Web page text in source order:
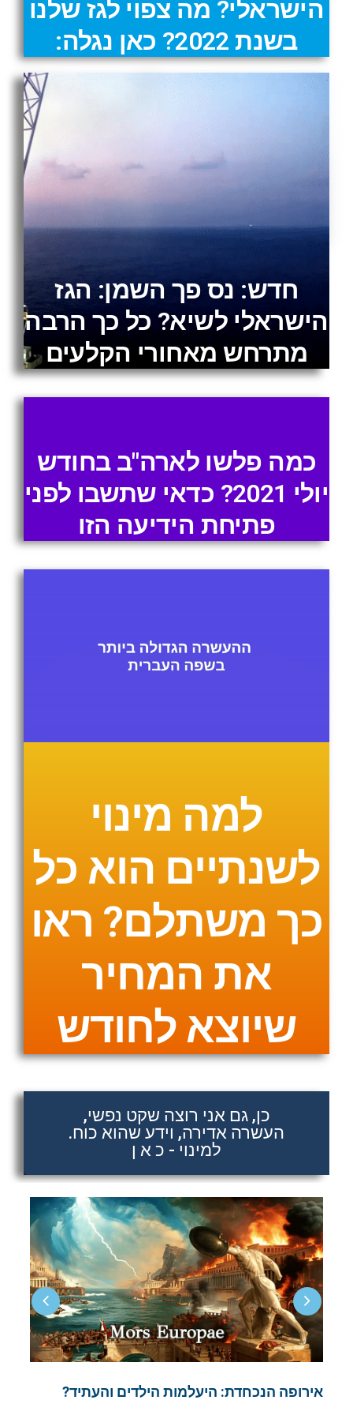
הישראלי? מה צפוי לגז שלנו
בשנת 2022? כאן נגלה:
חדש: נס פך השמן: הגז
הישראלי לשיא? כל כך הרבה
מתרחש מאחורי הקלעים
כמה פלשו לארה"ב בחודש
יולי 2021? כדאי שתשבו לפני
פתיחת הידיעה הזו
למה מינוי
לשנתיים הוא כל
כך משתלם? ראו
את המחיר
שיוצא לחודש
כן, גם אני רוצה שקט נפשי,
העשרה אדירה, וידע שהוא כוח.
למינוי - כ א ן
אירופה הנכחדת: היעלמות הילדים והעתיד?